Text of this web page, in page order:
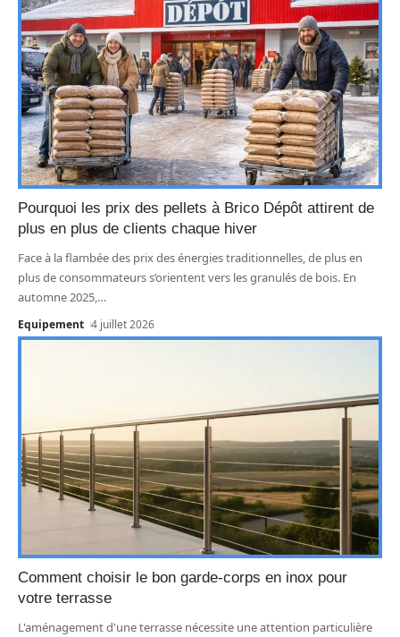
Pourquoi les prix des pellets à Brico Dépôt attirent de
plus en plus de clients chaque hiver
Face à la flambée des prix des énergies traditionnelles, de plus en
plus de consommateurs s’orientent vers les granulés de bois. En
automne 2025, …
Equipement 4 juillet 2026
Comment choisir le bon garde-corps en inox pour
votre terrasse
L'aménagement d'une terrasse nécessite une attention particulière